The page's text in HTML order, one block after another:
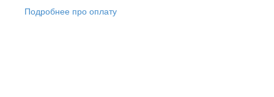
Подробнее про оплату